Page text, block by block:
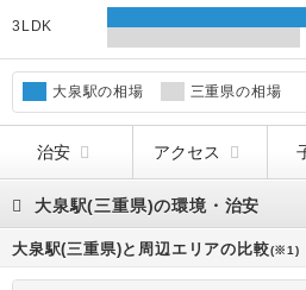
3LDK
大泉駅の相場 三重県の相場
治安 アクセス
大泉駅(三重県)の環境・治安
大泉駅(三重県)と周辺エリアの比較(※1)